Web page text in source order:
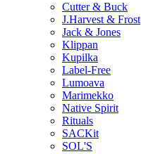
Cutter & Buck
J.Harvest & Frost
Jack & Jones
Klippan
Kupilka
Label-Free
Lumoava
Marimekko
Native Spirit
Rituals
SACKit
SOL'S